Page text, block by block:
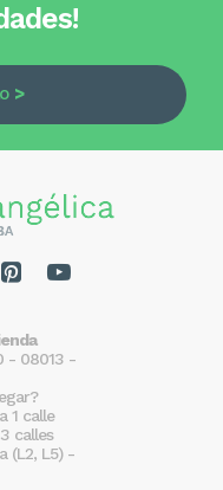
- 08013 -
1 calle
calles
(L2, L5) -